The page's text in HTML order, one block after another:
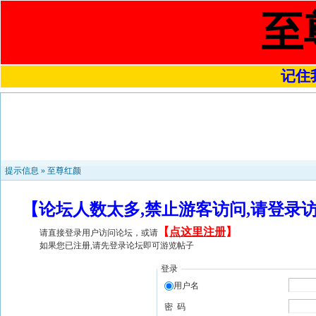
至
记住
提示信息 » 至尊红颜
【论坛人数太多,禁止游客访问,请登
请直接登录用户访问论坛，或请 【 点这里注册】
如果您已注册,请先登录论坛即可游览帖子
登录
用户名
密 码